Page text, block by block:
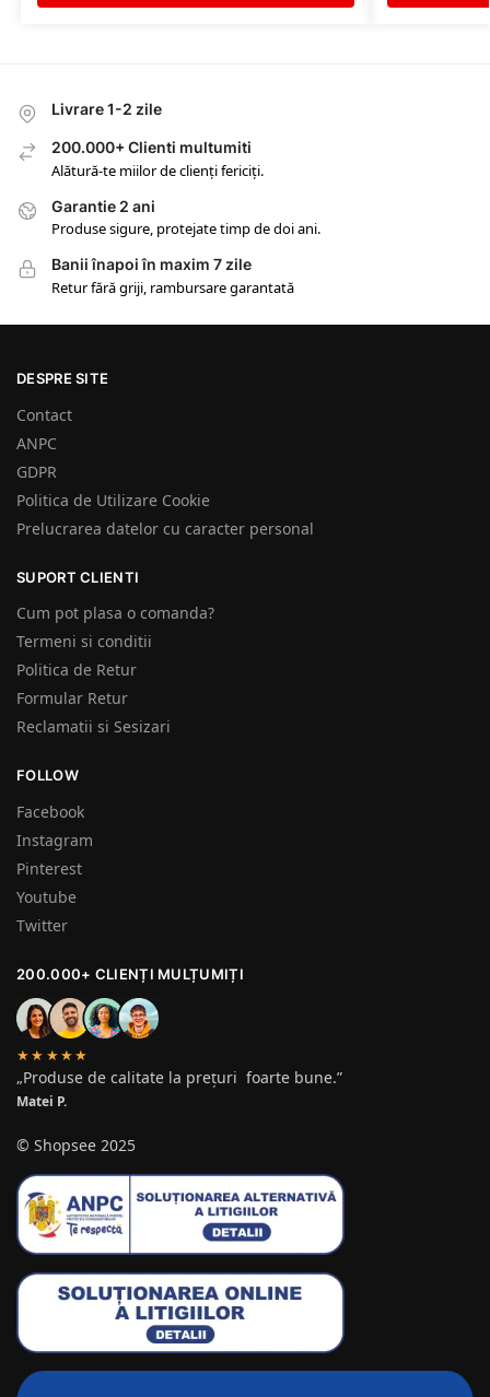
Livrare 1-2 zile
200.000+ Clienti multumiti
Alătură-te miilor de clienți fericiți.
Garantie 2 ani
Produse sigure, protejate timp de doi ani.
Banii înapoi în maxim 7 zile
Retur fără griji, rambursare garantată
DESPRE SITE
Contact
ANPC
GDPR
Politica de Utilizare Cookie
Prelucrarea datelor cu caracter personal
SUPORT CLIENTI
Cum pot plasa o comanda?
Termeni si conditii
Politica de Retur
Formular Retur
Reclamatii si Sesizari
FOLLOW
Facebook
Instagram
Pinterest
Youtube
Twitter
200.000+ CLIENȚI MULȚUMIȚI
★★★★★
„Produse de calitate la prețuri foarte bune.”
Matei P.
© Shopsee 2025